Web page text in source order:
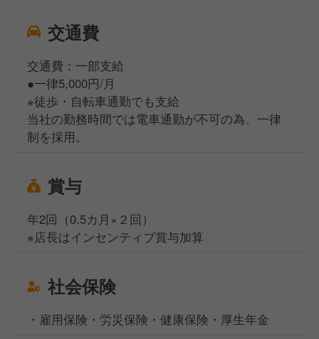
交通費
交通費：一部支給
●一律5,000円/月
※徒歩・自転車通勤でも支給
当社の勤務時間では電車通勤が不可の為、一律
制を採用。
賞与
年2回（0.5カ月×２回）
※店長はインセンティブ賞与加算
社会保険
・雇用保険・労災保険・健康保険・厚生年金